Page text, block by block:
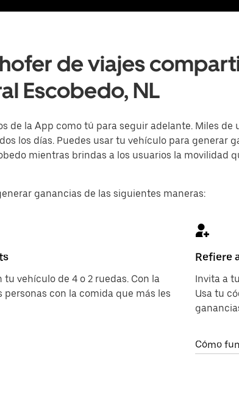
de viajes
Escobedo, NL
de la App como tú para seguir adelante. Miles de
los días. Puedes usar tu vehículo para generar
mientras brindas a los usuarios la movilidad
ganancias de las siguientes maneras:
vehículo de 4 o 2 ruedas. Con la
con la comida que más les
Refiere
Invita a
Usa tu
Cómo